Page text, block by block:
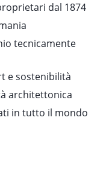
dal 1874
tecnicamente
e sostenibilità
architettonica
in tutto il mondo